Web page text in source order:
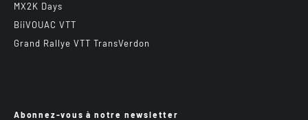
MX2K Days
BiiVOUAC VTT
Grand Rallye VTT TransVerdon
Abonnez-vous à notre newsletter